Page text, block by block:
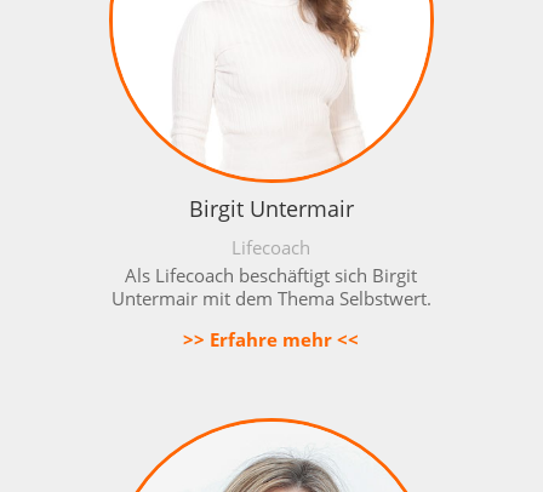
Birgit Untermair
Lifecoach
Als Lifecoach beschäftigt sich Birgit
Untermair mit dem Thema Selbstwert.
>> Erfahre mehr <<